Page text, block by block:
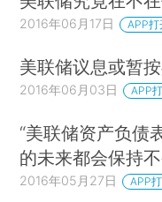
2016年06月17日 APP打
美联储议息或暂
2016年06月03日 APP
“美联储资产负债
的未来都会保持
2016年05月27日 APP